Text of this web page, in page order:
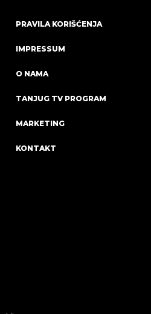
PRAVILA KORIŠĆENJA
IMPRESSUM
O NAMA
TANJUG TV PROGRAM
MARKETING
KONTAKT